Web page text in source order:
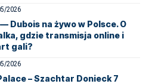
2026
Dubois na żywo w Polsce. O
gdzie transmisja online i
gali?
2026
– Szachtar Donieck 7